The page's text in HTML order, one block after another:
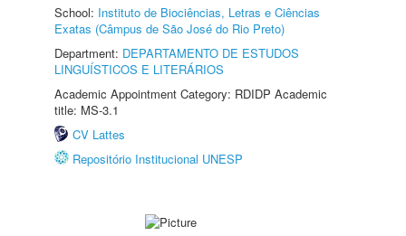
School: Instituto de Biociências, Letras e Ciências
Exatas (Câmpus de São José do Rio Preto)
Department: DEPARTAMENTO DE ESTUDOS
LINGUÍSTICOS E LITERÁRIOS
Academic Appointment Category: RDIDP Academic
title: MS-3.1
CV Lattes
Repositório Institucional UNESP